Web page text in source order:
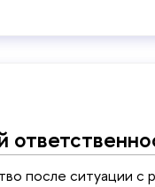
после ситуации с